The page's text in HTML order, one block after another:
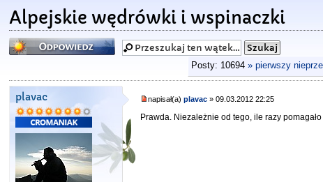
Alpejskie wędrówki i wspinaczki
Odpowiedz
Posty: 10694 » pierwszy
plavac napisał(a)plavac » 09.03.2012 22:25
Prawda. Niezależnie od tego, ile razy